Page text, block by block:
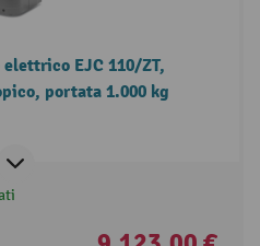
EJC 110/ZT,
portata 1.000 kg